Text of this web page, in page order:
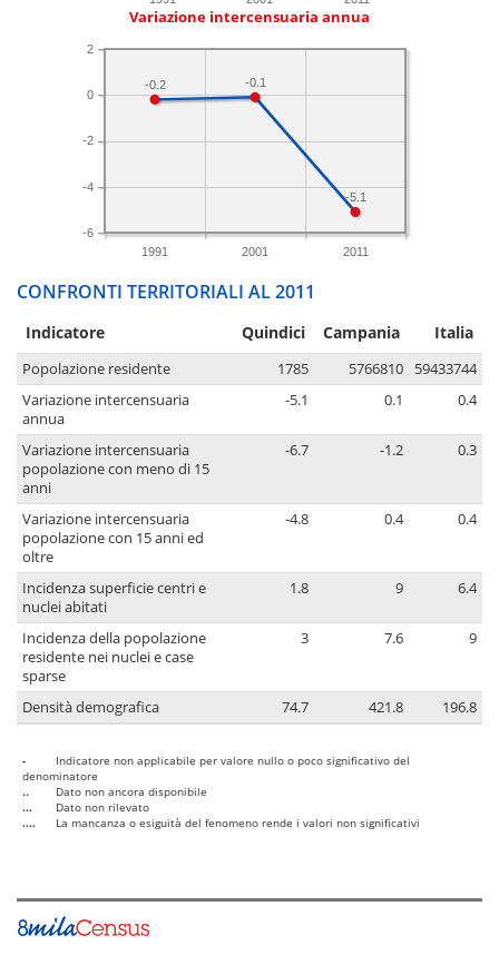
Variazione intercensuaria annua
1991 2001 2011
-6
-4
-2
0
2
-5.1
-0.1
-0.2
CONFRONTI TERRITORIALI AL 2011
Indicatore Quindici Campania Italia
Popolazione residente 1785 5766810
59433744
Variazione intercensuaria
annua
-5.1 0.1 0.4
Variazione intercensuaria
popolazione con meno di 15
anni
-6.7 -1.2 0.3
Variazione intercensuaria
popolazione con 15 anni ed
oltre
-4.8 0.4 0.4
Incidenza superficie centri e
nuclei abitati
1.8 9 6.4
Incidenza della popolazione
residente nei nuclei e case
sparse
3 7.6 9
Densità demografica 74.7 421.8 196.8
-
Indicatore non applicabile per valore nullo o poco significativo del
denominatore
..
Dato non ancora disponibile
...
Dato non rilevato
....
La mancanza o esiguità del fenomeno rende i valori non significativi